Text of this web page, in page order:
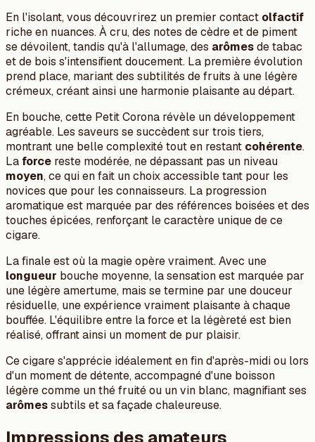
En l'isolant, vous découvrirez un premier contact olfactif
riche en nuances. À cru, des notes de cèdre et de piment
se dévoilent, tandis qu'à l'allumage, des arômesde tabac
et de bois s'intensifient doucement. La première évolution
prend place, mariant des subtilités de fruits à une légère
crémeux, créant ainsi une harmonie plaisante au départ.
En bouche, cette Petit Corona révèle un développement
agréable. Les saveurs se succèdent sur trois tiers,
montrant une belle complexité tout en restant cohérente.
La force reste modérée, ne dépassant pas un niveau
moyen, ce qui en fait un choix accessible tant pour les
novices que pour les connaisseurs. La progression
aromatique est marquée par des références boisées et des
touches épicées, renforçant le caractère unique de ce
cigare.
La finale est où la magie opère vraiment. Avec une
longueur bouche moyenne, la sensation est marquée par
une légère amertume, mais se termine par une douceur
résiduelle, une expérience vraiment plaisante à chaque
bouffée. L'équilibre entre la force et la légèreté est bien
réalisé, offrant ainsi un moment de pur plaisir.
Ce cigare s'apprécie idéalement en fin d'après-midi ou lors
d'un moment de détente, accompagné d'une boisson
légère comme un thé fruité ou un vin blanc, magnifiant ses
arômessubtils et sa façade chaleureuse.
Impressions des amateurs